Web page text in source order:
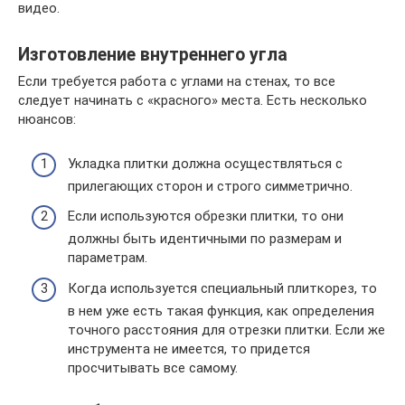
видео.
Изготовление внутреннего угла
Если требуется работа с углами на стенах, то все
следует начинать с «красного» места. Есть несколько
нюансов:
Укладка плитки должна осуществляться с
прилегающих сторон и строго симметрично.
Если используются обрезки плитки, то они
должны быть идентичными по размерам и
параметрам.
Когда используется специальный плиткорез, то
в нем уже есть такая функция, как определения
точного расстояния для отрезки плитки. Если же
инструмента не имеется, то придется
просчитывать все самому.